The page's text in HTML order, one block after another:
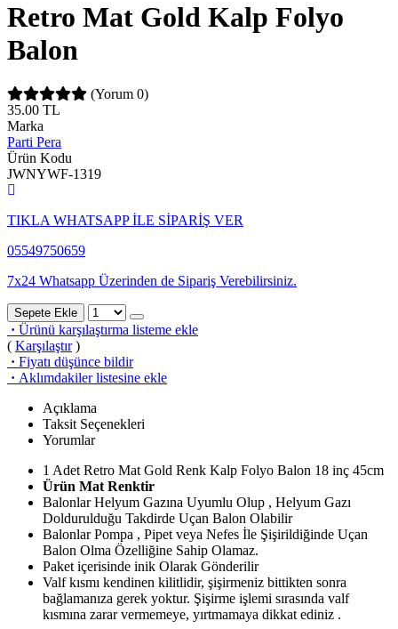
Retro Mat Gold Kalp Folyo
Balon
(Yorum 0)
35.00 TL
Marka
Parti Pera
Ürün Kodu
JWNYWF-1319
TIKLA WHATSAPP İLE SİPARİŞ VER
05549750659
7x24 Whatsapp Üzerinden de Sipariş Verebilirsiniz.
Sepete Ekle
· Ürünü karşılaştırma listeme ekle
( Karşılaştır)
· Fiyatı düşünce bildir
· Aklımdakiler listesine ekle
Açıklama
Taksit Seçenekleri
Yorumlar
1 Adet Retro Mat Gold Renk Kalp Folyo Balon 18 inç 45cm
Ürün Mat Renktir
Balonlar Helyum Gazına Uyumlu Olup , Helyum Gazı
Doldurulduğu Takdirde Uçan Balon Olabilir
Balonlar Pompa , Pipet veya Nefes İle Şişirildiğinde Uçan
Balon Olma Özelliğine Sahip Olamaz.
Paket içerisinde inik Olarak Gönderilir
Valf kısmı kendinen kilitlidir, şişirmeniz bittikten sonra
bağlamanıza gerek yoktur. Şişirme işlemi sırasında valf
kısmına zarar vermemeye, yırtmamaya dikkat ediniz .